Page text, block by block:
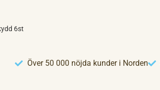
6st
Över 50 000 nöjda kunder i Norden